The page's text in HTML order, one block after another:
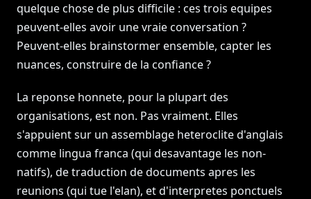
quelque chose de plus difficile : ces trois equipes
peuvent-elles avoir une vraie conversation ?
Peuvent-elles brainstormer ensemble, capter les
nuances, construire de la confiance ?
La reponse honnete, pour la plupart des
organisations, est non. Pas vraiment. Elles
s'appuient sur un assemblage heteroclite d'anglais
comme lingua franca (qui desavantage les non-
natifs), de traduction de documents apres les
reunions (qui tue l'elan), et d'interpretes ponctuels